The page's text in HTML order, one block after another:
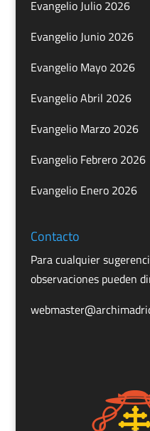
Evangelio Julio 2026
Evangelio Junio 2026
Evangelio Mayo 2026
Evangelio Abril 2026
Evangelio Marzo 2026
Evangelio Febrero 2026
Evangelio Enero 2026
Contacto
Para cualquier
observaciones pueden